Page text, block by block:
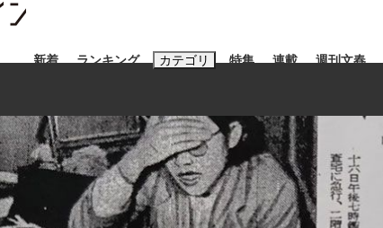
新着 ランキング カテゴリ 特集 連載 週刊文春
おすすめのキーワードタグ一覧
#藤田晋 #三山凌輝 #高市早苗 #後藤真希